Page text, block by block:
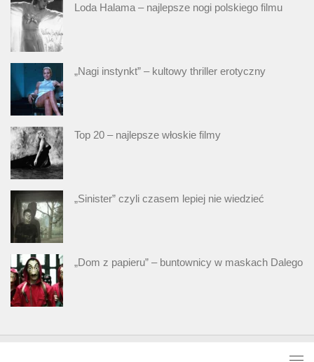
Loda Halama – najlepsze nogi polskiego filmu
„Nagi instynkt” – kultowy thriller erotyczny
Top 20 – najlepsze włoskie filmy
„Sinister” czyli czasem lepiej nie wiedzieć
„Dom z papieru” – buntownicy w maskach Dalego